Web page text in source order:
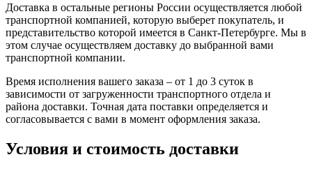
Доставка в остальные регионы России осуществляется любой
транспортной компанией, которую выберет покупатель, и
представительство которой имеется в Санкт-Петербурге. Мы в
этом случае осуществляем доставку до выбранной вами
транспортной компании.
Время исполнения вашего заказа – от 1 до 3 суток в
зависимости от загруженности транспортного отдела и
района доставки. Точная дата поставки определяется и
согласовывается с вами в момент оформления заказа.
Условия и стоимость доставки